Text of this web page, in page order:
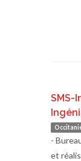
SMS-
-
et